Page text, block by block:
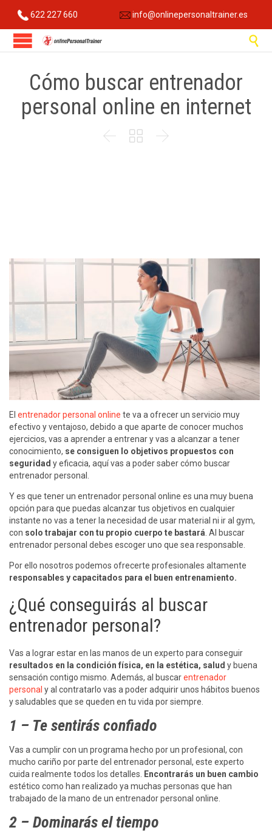
622 227 660 info@onlinepersonaltrainer.es

Cómo buscar entrenador
personal online en internet
  
El entrenador personal online te va a ofrecer un servicio muy
efectivo y ventajoso, debido a que aparte de conocer muchos
ejercicios, vas a aprender a entrenar y vas a alcanzar a tener
conocimiento, se consiguen lo objetivos propuestos con
seguridad y eficacia, aquí vas a poder saber cómo buscar
entrenador personal.
Y es que tener un entrenador personal online es una muy buena
opción para que puedas alcanzar tus objetivos en cualquier
instante no vas a tener la necesidad de usar material ni ir al gym,
con solo trabajar con tu propio cuerpo te bastará . Al buscar
entrenador personal debes escoger uno que sea responsable.
Por ello nosotros podemos ofrecerte profesionales altamente
responsables y capacitados para el buen entrenamiento.
¿Qué conseguirás al buscar
entrenador personal?
Vas a lograr estar en las manos de un experto para conseguir
resultados en la condición física, en la estética, salud y buena
sensación contigo mismo. Además, al buscarentrenador
personal y al contratarlo vas a poder adquirir unos hábitos buenos
y saludables que se queden en tu vida por siempre.
1 – Te sentirás confiado
Vas a cumplir con un programa hecho por un profesional, con
mucho cariño por parte del entrenador personal, este experto
cuida realmente todos los detalles.
Encontrarás un buen cambio
estético como han realizado ya muchas personas que han
trabajado de la mano de un entrenador personal online.
2 – Dominarás el tiempo